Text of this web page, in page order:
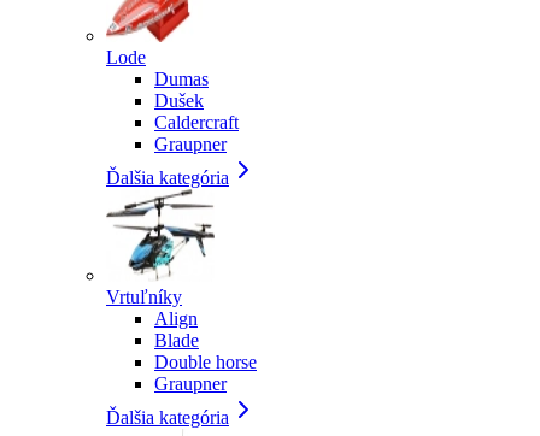
Lode
Dumas
Dušek
Caldercraft
Graupner
Ďalšia kategória
Vrtuľníky
Align
Blade
Double horse
Graupner
Ďalšia kategória